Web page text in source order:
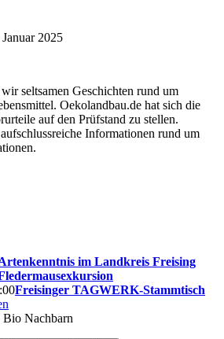
2025
seltsamen Geschichten rund um
Oekolandbau.de hat sich die
auf den Prüfstand zu stellen.
Informationen rund um
im Landkreis Freising
Freisinger TAGWERK-Stammtisch